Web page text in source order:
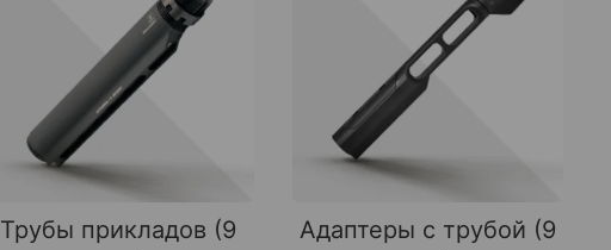
Трубы прикладов (9
Адаптеры с трубой (9